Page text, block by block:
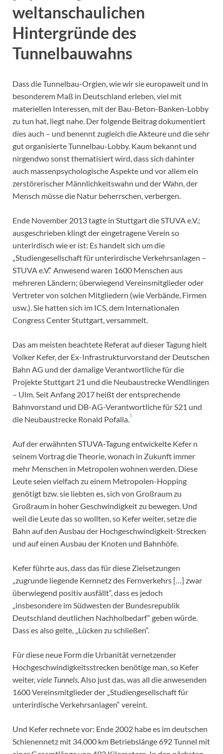
weltanschaulichen
Hintergründe des
Tunnelbauwahns
Dass die Tunnelbau-Orgien, wie wir sie europaweit und in
besonderem Maß in Deutschland erleben, viel mit
materiellen Interessen, mit der Bau-Beton-Banken-Lobby
zu tun hat, liegt nahe. Der folgende Beitrag dokumentiert
dies auch – und benennt zugleich die Akteure und die sehr
gut organisierte Tunnelbau-Lobby. Kaum bekannt und
nirgendwo sonst thematisiert wird, dass sich dahinter
auch massenpsychologische Aspekte und vor allem ein
zerstörerischer Männlichkeitswahn und der Wahn, der
Mensch müsse die Natur beherrschen, verbergen.
Ende November 2013 tagte in Stuttgart die STUVA e.V.;
ausgeschrieben klingt der eingetragene Verein so
unterirdisch wie er ist: Es handelt sich um die
„Studiengesellschaft für unterirdische Verkehrsanlagen –
STUVA e.V.“ Anwesend waren 1600 Menschen aus
mehreren Ländern; überwiegend Vereinsmitglieder oder
Vertreter von solchen Mitgliedern (wie Verbände, Firmen
usw.). Sie hatten sich im ICS, dem Internationalen
Congress Center Stuttgart, versammelt.
Das am meisten beachtete Referat auf dieser Tagung hielt
Volker Kefer, der Ex-Infrastrukturvorstand der Deutschen
Bahn AG und der damalige Verantwortliche für die
Projekte Stuttgart 21 und die Neubaustrecke Wendlingen
– Ulm. Seit Anfang 2017 heißt der entsprechende
Bahnvorstand und DB-AG-Verantwortliche für S21 und
die Neubaustrecke Ronald Pofalla.1
Auf der erwähnten STUVA-Tagung entwickelte Kefer n
seinem Vortrag die Theorie, wonach in Zukunft immer
mehr Menschen in Metropolen wohnen werden. Diese
Leute seien vielfach zu einem Metropolen-Hopping
genötigt bzw. sie liebten es, sich von Großraum zu
Großraum in hoher Geschwindigkeit zu bewegen. Und
weil die Leute das so wollten, so Kefer weiter, setze die
Bahn auf den Ausbau der Hochgeschwindigkeit-Strecken
und auf einen Ausbau der Knoten und Bahnhöfe.
Kefer führte aus, dass das für diese Zielsetzungen
„zugrunde liegende Kernnetz des Fernverkehrs […] zwar
überwiegend positiv ausfällt“, dass es jedoch
„insbesondere im Südwesten der Bundesrepublik
Deutschland deutlichen Nachholbedarf“ geben würde.
Dass es also gelte, „Lücken zu schließen“.
Für diese neue Form die Urbanität vernetzender
Hochgeschwindigkeitsstrecken benötige man, so Kefer
weiter,viele Tunnels. Also just das, was all die anwesenden
1600 Vereinsmitglieder der „Studiengesellschaft für
unterirdische Verkehrsanlagen“ vereint.
Und Kefer rechnete vor: Ende 2002 habe es im deutschen
Schienennetz mit 34.000 km Betriebslänge 692 Tunnel mit